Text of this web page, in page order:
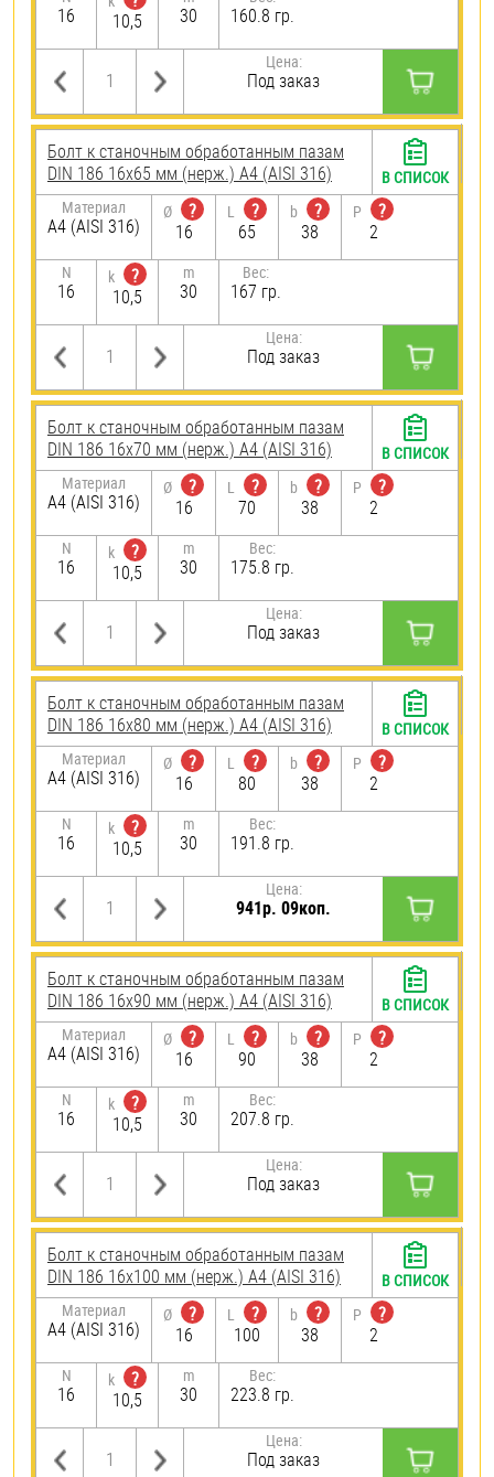
16
10,5
30 160.8 гр.
Цена:
Под заказ
Болт к станочным обработанным пазам
DIN 186 16х65 мм (нерж.) A4 (AISI 316)
Материал
A4 (AISI 316)
Ø
?
16
L
?
65
b
?
38
P
?
2
N
16
k
?
10,5
m
30
Вес:
167 гр.
Цена:
Под заказ
В СПИСОК
Болт к станочным обработанным пазам
DIN 186 16х70 мм (нерж.) A4 (AISI 316)
Материал
A4 (AISI 316)
Ø
?
16
L
?
70
b
?
38
P
?
2
N
16
k
?
10,5
m
30
Вес:
175.8 гр.
Цена:
Под заказ
В СПИСОК
Болт к станочным обработанным пазам
DIN 186 16х80 мм (нерж.) A4 (AISI 316)
Материал
A4 (AISI 316)
Ø
?
16
L
?
80
b
?
38
P
?
2
N
16
k
?
10,5
m
30
Вес:
191.8 гр.
Цена:
941р. 09коп.
В СПИСОК
Болт к станочным обработанным пазам
DIN 186 16х90 мм (нерж.) A4 (AISI 316)
Материал
A4 (AISI 316)
Ø
?
16
L
?
90
b
?
38
P
?
2
N
16
k
?
10,5
m
30
Вес:
207.8 гр.
Цена:
Под заказ
В СПИСОК
Болт к станочным обработанным пазам
DIN 186 16х100 мм (нерж.) A4 (AISI 316)
Материал
A4 (AISI 316)
Ø
?
16
L
?
100
b
?
38
P
?
2
N
16
k
?
10,5
m
30
Вес:
223.8 гр.
Цена:
Под заказ
В СПИСОК